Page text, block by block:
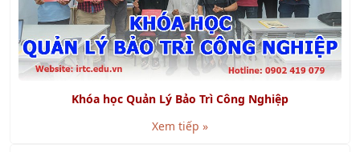
Khóa học Quản Lý Bảo Trì Công Nghiệp